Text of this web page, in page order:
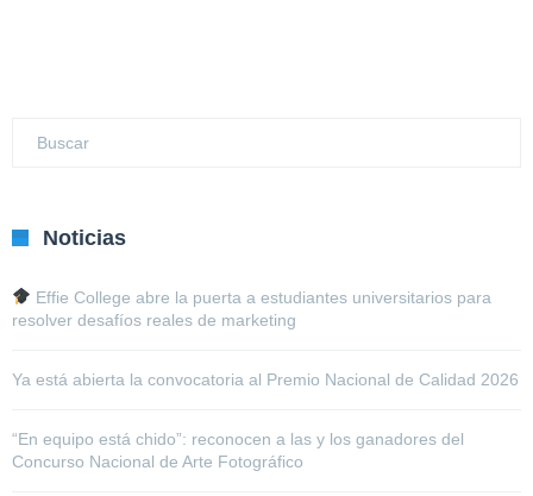
Noticias
Effie College abre la puerta a estudiantes universitarios para
resolver desafíos reales de marketing
Ya está abierta la convocatoria al Premio Nacional de Calidad 2026
“En equipo está chido”: reconocen a las y los ganadores del
Concurso Nacional de Arte Fotográfico